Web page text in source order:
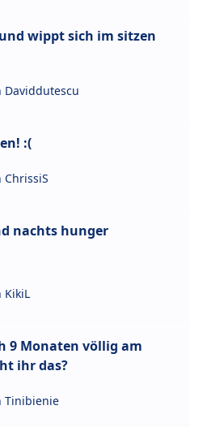
wippt sich im sitzen
Daviddutescu
:(
ChrissiS
nachts hunger
KikiL
9 Monaten völlig am
ihr das?
Tinibienie